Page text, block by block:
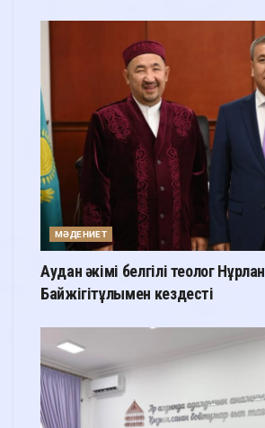
МӘДЕНИЕТ
Аудан әкімі белгілі теолог Нұрлан
Байжігітұлымен кездесті